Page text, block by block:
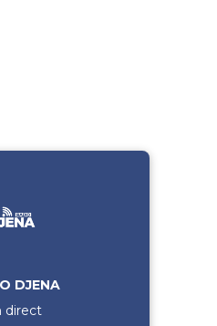
DJENA
direct